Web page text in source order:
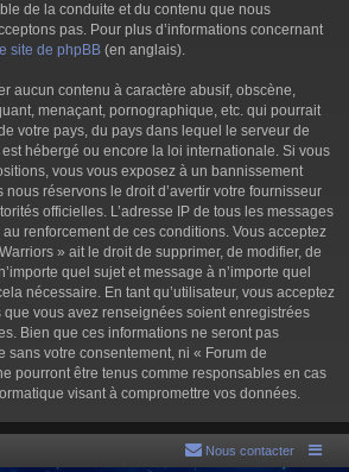
de la conduite et du contenu que nous
pas. Pour plus d’informations concernant
le site de phpBB (en anglais).
aucun contenu à caractère abusif, obscène,
menaçant, pornographique, etc. qui pourrait
votre pays, du pays dans lequel le serveur de
hébergé ou encore la loi internationale. Si vous
vous vous exposez à un bannissement
réservons le droit d’avertir votre fournisseur
officielles. L’adresse IP de tous les messages
renforcement de ces conditions. Vous acceptez
» ait le droit de supprimer, de modifier, de
quel sujet et message à n’importe quel
nécessaire. En tant qu’utilisateur, vous acceptez
vous avez renseignées soient enregistrées
Bien que ces informations ne seront pas
sans votre consentement, ni « Forum de
pourront être tenus comme responsables en cas
visant à compromettre vos données.
Nous contacter